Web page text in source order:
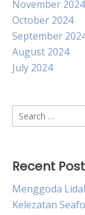
November 2024
October 2024
September
August 2024
July 2024
Search
for:
Recent
Menggoda
Kelezatan